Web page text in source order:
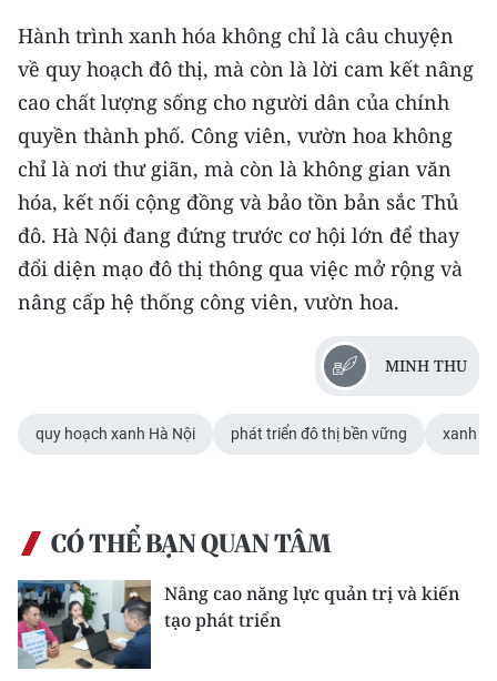
Hành trình xanh hóa không chỉ là câu chuyện
về quy hoạch đô thị, mà còn là lời cam kết nâng
cao chất lượng sống cho người dân của chính
quyền thành phố. Công viên, vườn hoa không
chỉ là nơi thư giãn, mà còn là không gian văn
hóa, kết nối cộng đồng và bảo tồn bản sắc Thủ
đô. Hà Nội đang đứng trước cơ hội lớn để thay
đổi diện mạo đô thị thông qua việc mở rộng và
nâng cấp hệ thống công viên, vườn hoa.
MINH THU
quy hoạch xanh Hà Nội phát triển đô thị bền vững xanh
CÓ THỂ BẠN QUAN TÂM
Nâng cao năng lực quản trị và kiến
tạo phát triển